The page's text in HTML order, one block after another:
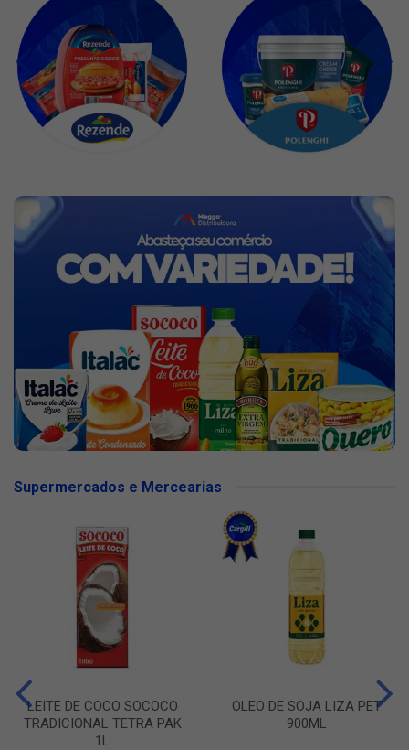
Supermercados e Mercearias
LEITE DE COCO SOCOCO
TRADICIONAL TETRA PAK
1L
OLEO DE SOJA LIZA PET
900ML